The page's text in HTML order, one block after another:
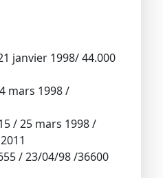
janvier 1998/ 44.000
mars 1998 /
/ 25 mars 1998 /
/ 23/04/98 /36600